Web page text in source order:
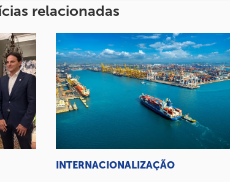
relacionadas
INTERNACIONALIZAÇÃO